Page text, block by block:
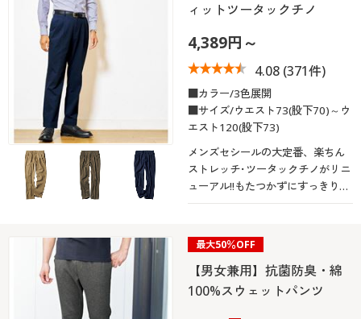
ィットツータックチノ
4,389円～
4.08(371件)
■カラー/3色展開
■サイズ/ウエスト73(股下70)～ウ
エスト120(股下73)
メンズセシールの大定番、楽ちん
ストレッチ･ツータックチノがリニ
ューアル!!もたつかずにすっきり見
える「今どきのチノパン」をつく
最大50％OFF
【男女兼用】抗菌防臭・綿
100%スウェットパンツ